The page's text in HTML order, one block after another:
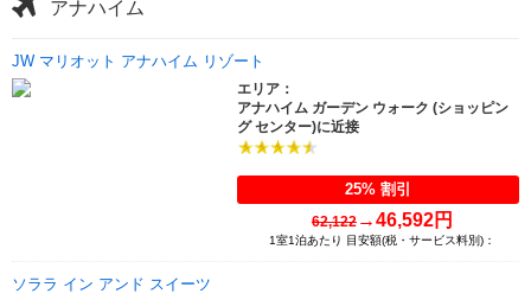
アナハイム
JW マリオット アナハイム リゾート
エリア：
アナハイム ガーデン ウォーク (ショッピン
グ センター)に近接
25% 割引
62,122→46,592円
1室1泊あたり 目安額(税・サービス料別)：
ソララ イン アンド スイーツ